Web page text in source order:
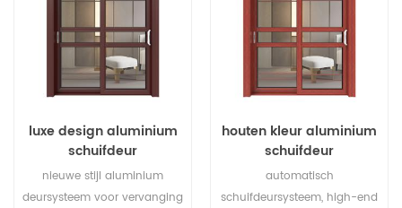
verschillende architecturale
behoeften.
luxe design aluminium
schuifdeur
nieuwe stijl aluminium
deursysteem voor vervanging
houten kleur aluminium
schuifdeur
automatisch
schuifdeursysteem, high-end